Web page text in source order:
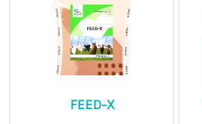
FEED-X